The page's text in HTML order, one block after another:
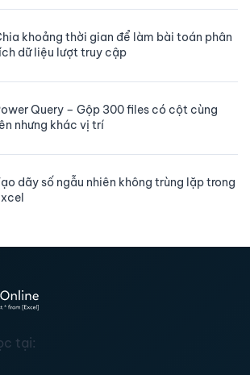
khoảng thời gian để làm bài toán phân
dữ liệu lượt truy cập
Query – Gộp 300 files có cột cùng
nhưng khác vị trí
dãy số ngẫu nhiên không trùng lặp trong
tại: